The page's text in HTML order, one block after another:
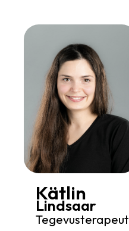
Kätlin
Lindsaar
Tegevusterapeut